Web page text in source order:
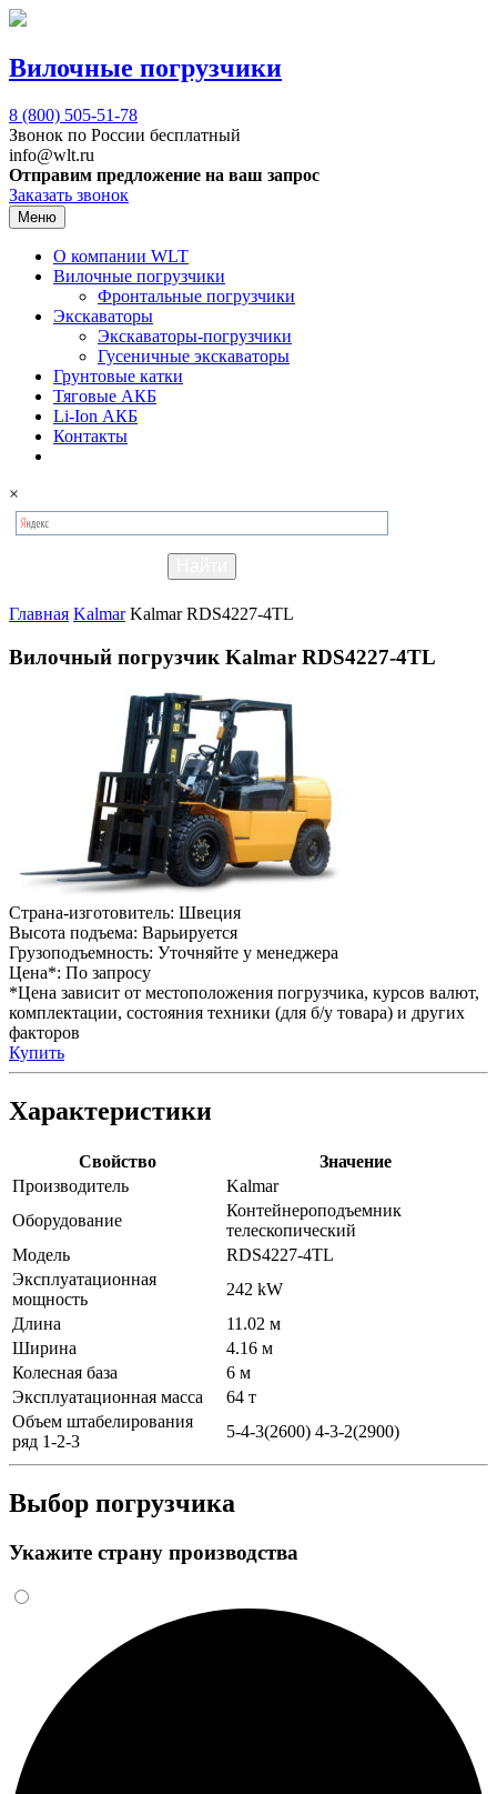
Вилочные погрузчики
8 (800) 505-51-78
Звонок по России бесплатный
info@wlt.ru
Отправим предложение на ваш запрос
Заказать звонок
Меню
О компании WLT
Вилочные погрузчики
Фронтальные погрузчики
Экскаваторы
Экскаваторы-погрузчики
Гусеничные экскаваторы
Грунтовые катки
Тяговые АКБ
Li-Ion АКБ
Контакты
×
Главная Kalmar Kalmar RDS4227-4TL
Вилочный погрузчик Kalmar RDS4227-4TL
Страна-изготовитель: Швеция
Высота подъема: Варьируется
Грузоподъемность: Уточняйте у менеджера
Цена*: По запросу
*Цена зависит от местоположения погрузчика, курсов валют,
комплектации, состояния техники (для б/у товара) и других
факторов
Купить
Характеристики
Свойство
Значение
Производитель
Kalmar
Оборудование
Контейнероподъемник
телескопический
Модель
RDS4227-4TL
Эксплуатационная
мощность
242 kW
Длина
11.02 м
Ширина
4.16 м
Колесная база
6 м
Эксплуатационная масса
64 т
Объем штабелирования
ряд 1-2-3
5-4-3(2600) 4-3-2(2900)
Выбор погрузчика
Укажите страну производства